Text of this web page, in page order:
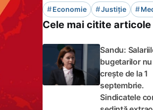
#Economie #Justiție #
Cele mai citite articole
Sandu:
bugetarilor
crește de la 1
septembrie.
Sindicatele